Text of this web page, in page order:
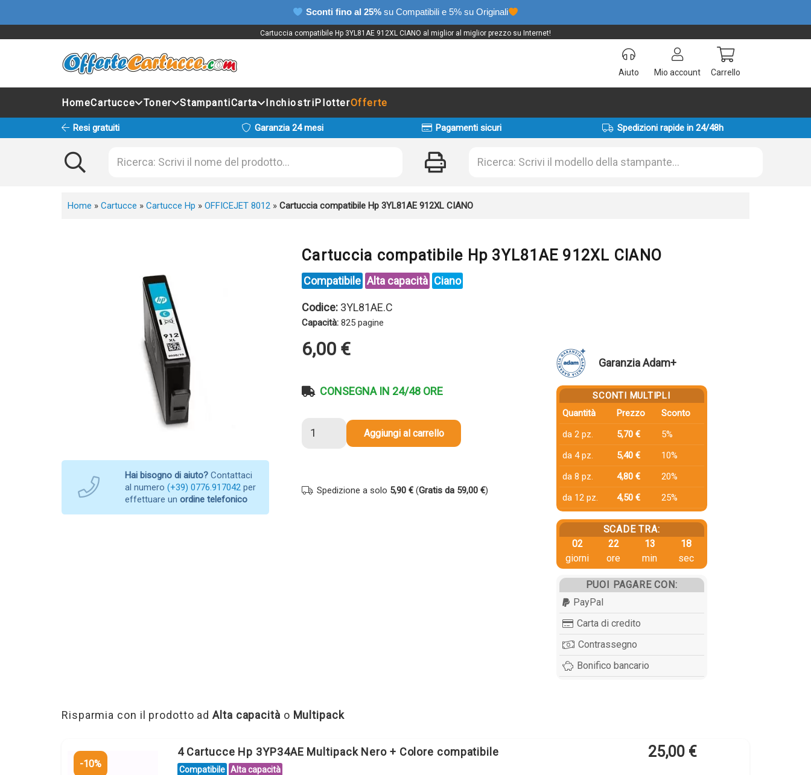
Sconti fino al 25% su Compatibili e 5% su Originali
Cartuccia compatibile Hp 3YL81AE 912XL CIANO al miglior al miglior prezzo su Internet!
Aiuto Mio account Carrello
HomeCartucce Toner StampantiCarta InchiostriPlotterOfferte
Resi gratuiti Garanzia 24 mesi Pagamenti sicuri Spedizioni rapide in 24/48h
Home » Cartucce » Cartucce Hp » OFFICEJET 8012 » Cartuccia compatibile Hp 3YL81AE 912XL CIANO
Hai bisogno di aiuto? Contattaci
al numero (+39) 0776.917042 per
effettuare un ordine telefonico
Cartuccia compatibile Hp 3YL81AE 912XL CIANO
Compatibile Alta capacità Ciano
Codice: 3YL81AE.C
Capacità: 825 pagine
6,00 €
CONSEGNA IN 24/48 ORE
Cartuccia
compatibile
CIANO
Aggiungi al carrello
Spedizione a solo 5,90 € (Gratis da 59,00 €)
Garanzia Adam+
SCONTI MULTIPLI
Quantità
Prezzo
Sconto
da 2 pz.
5,70 €
5%
da 4 pz.
5,40 €
10%
da 8 pz.
4,80 €
20%
da 12 pz.
4,50 € 25%
SCADE TRA:
02
giorni
22
ore
13
min
18
sec
PUOI PAGARE CON:
PayPal
Carta di credito
Contrassegno
Bonifico bancario
Risparmia con il prodotto adAlta capacità o Multipack
-10%
4 Cartucce Hp 3YP34AE Multipack Nero + Colore compatibile
Compatibile Alta capacità
25,00 €